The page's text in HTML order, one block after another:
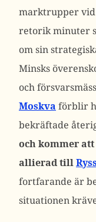
marktrupper vid
retorik minuter
om sin
Minsks
och
Moskva förblir
bekräftade
och kommer
allierad till
fortfarande är
situationen